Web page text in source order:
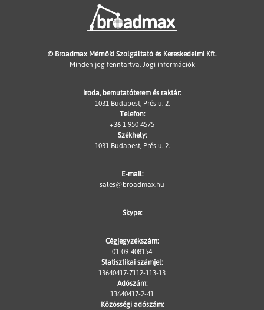
© Broadmax Mérnöki Szolgáltató és Kereskedelmi Kft.
Minden jog fenntartva. Jogi információk
Iroda, bemutatóterem és raktár:
1031 Budapest, Prés u. 2.
Telefon:
+36 1 950 4575
Székhely:
1031 Budapest, Prés u. 2.
E-mail:
sales@broadmax.hu
Skype:
Cégjegyzékszám:
01-09-408154
Statisztikai számjel:
13640417-7112-113-13
Adószám:
13640417-2-41
Közösségi adószám: